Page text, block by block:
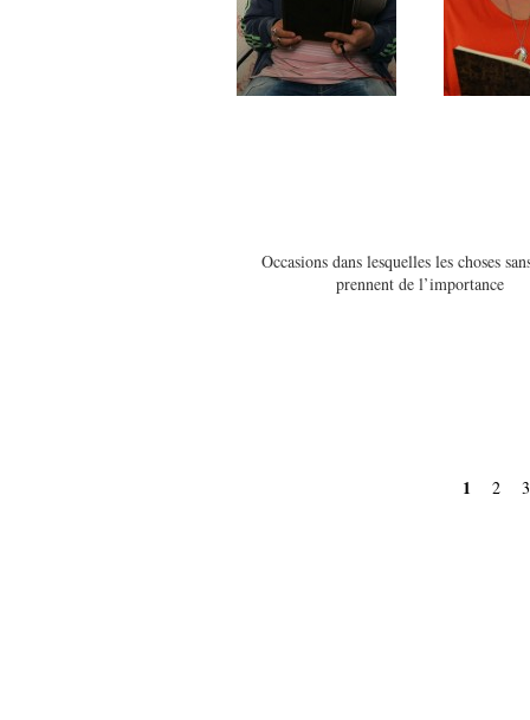
Occasions dans lesquelles les choses
prennent de l’importance
1 2 3